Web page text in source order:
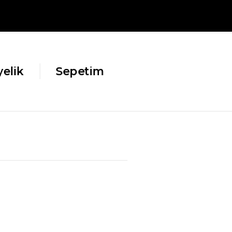
Sepetim